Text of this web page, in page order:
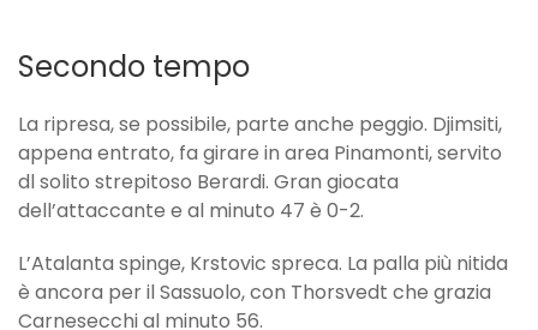
Secondo tempo
La ripresa, se possibile, parte anche peggio. Djimsiti,
appena entrato, fa girare in area Pinamonti, servito
dl solito strepitoso Berardi. Gran giocata
dell’attaccante e al minuto 47 è 0-2.
L’Atalanta spinge, Krstovic spreca. La palla più nitida
è ancora per il Sassuolo, con Thorsvedt che grazia
Carnesecchi al minuto 56.